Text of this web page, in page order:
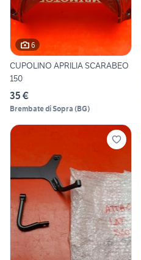
6
CUPOLINO APRILIA SCARABEO
150
35 €
Brembate di Sopra (BG)